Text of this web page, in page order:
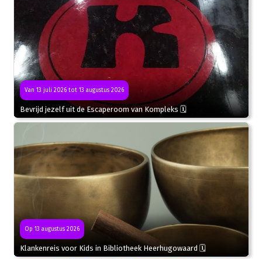
Van 13 juli 2026 tot 13 augustus 2026
Bevrijd jezelf uit de Escaperoom van Kompleks 🗓
Op 13 augustus 2026
Klankenreis voor Kids in Bibliotheek Heerhugowaard 🗓